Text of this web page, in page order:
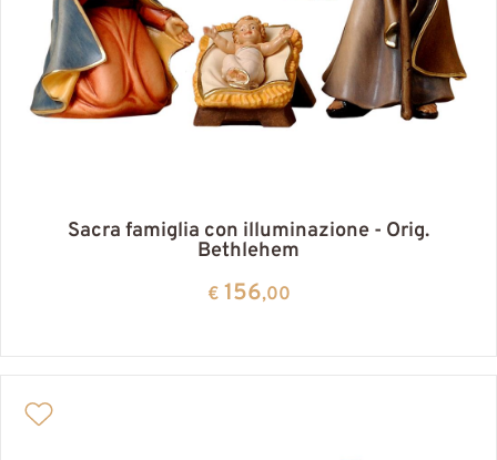
Sacra famiglia con illuminazione - Orig.
Bethlehem
€156,00